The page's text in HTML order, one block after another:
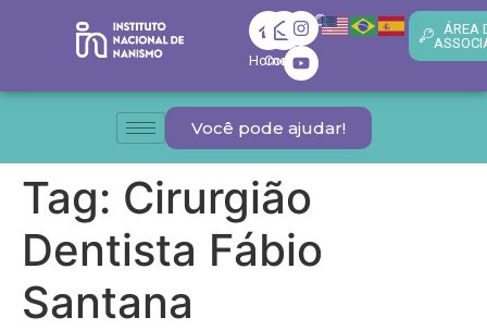
Home
Contato
ÁREA
Você pode ajudar!
Tag: Cirurgião
Dentista Fábio
Santana